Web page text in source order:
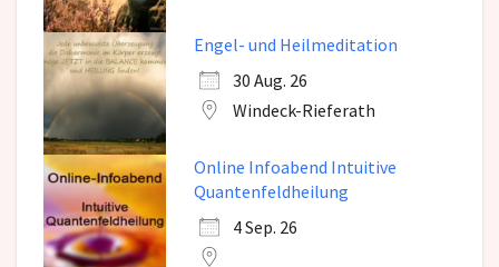
Engel- und Heilmeditation
30 Aug. 26
Windeck-Rieferath
Online Infoabend Intuitive
Quantenfeldheilung
4 Sep. 26